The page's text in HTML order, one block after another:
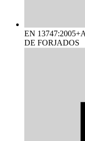
EN
DE FORJADOS